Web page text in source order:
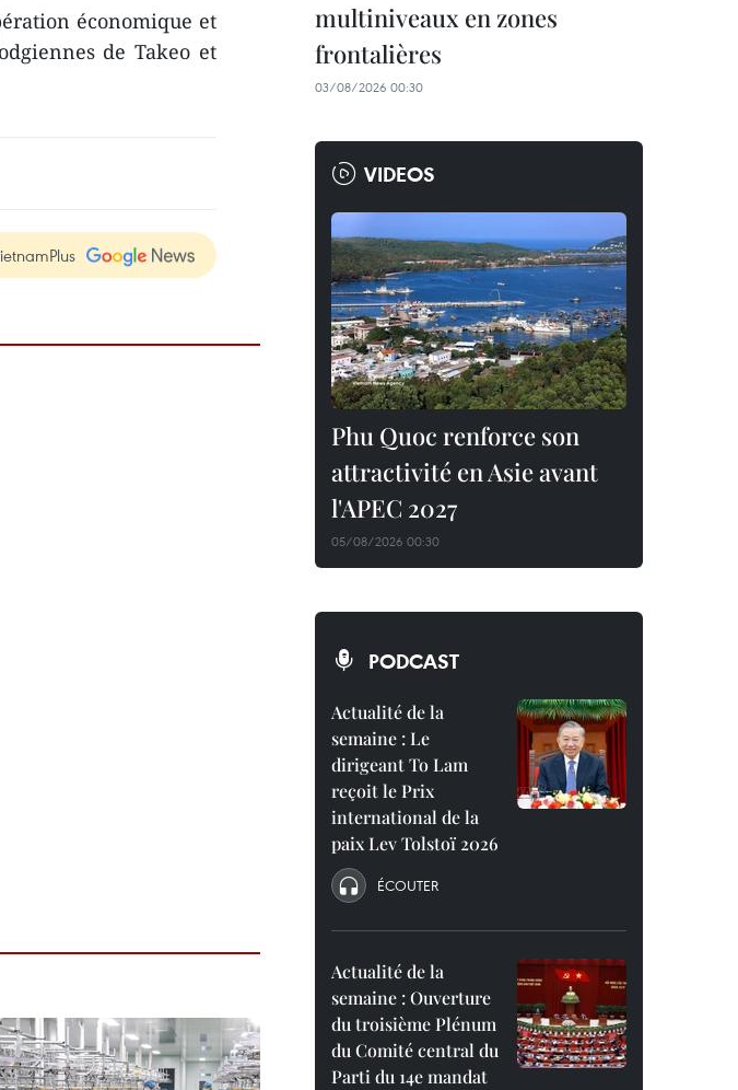
économique et
de Takeo et
multiniveaux en zones
frontalières
03/08/2026 00:30
VIDEOS
Phu Quoc renforce son
attractivité en Asie avant
l'APEC 2027
05/08/2026 00:30
PODCAST
Actualité de la
semaine : Le
dirigeant To Lam
reçoit le Prix
international de la
paix Lev Tolstoï 2026
ÉCOUTER
Actualité de la
semaine : Ouverture
du troisième Plénum
du Comité central du
Parti du 14e mandat